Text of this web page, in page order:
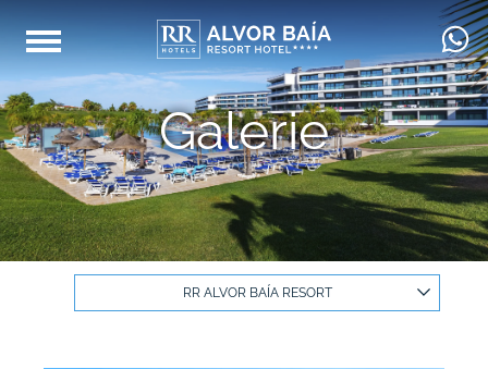
Galerie
RR ALVOR BAÍA RESORT